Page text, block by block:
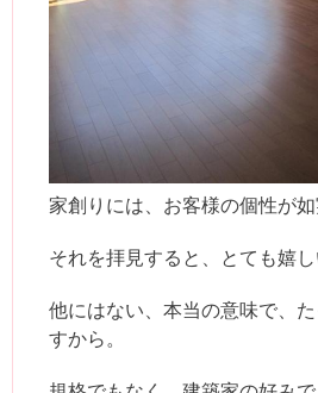
家創りには、お客様の個性が如
それを拝見すると、とても嬉し
他にはない、本当の意味で、
すから。